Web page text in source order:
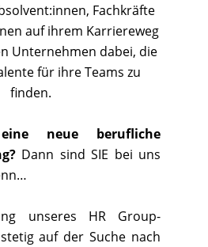
Fachkräfte
auf ihrem Karriereweg
Unternehmen dabei, die
für ihre Teams zu
finden.
neue berufliche
Dann sind SIE bei uns
unseres HR Group-
auf der Suche nach